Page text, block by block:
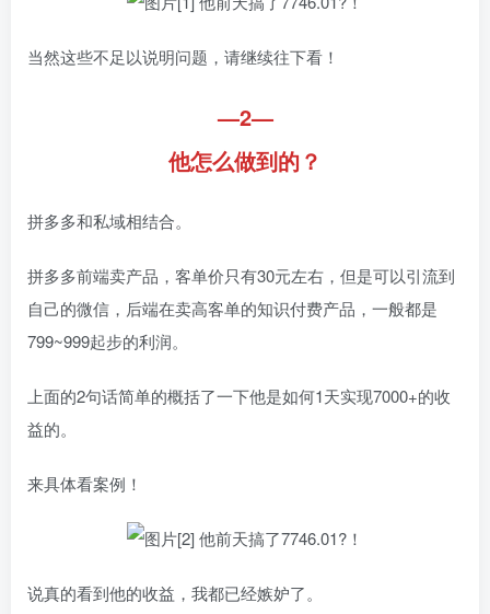
当然这些不足以说明问题，请继续往下看！
—2—
他怎么做到的？
拼多多和私域相结合。
拼多多前端卖产品，客单价只有30元左右，但是可以引流到
自己的微信，后端在卖高客单的知识付费产品，一般都是
799~999起步的利润。
上面的2句话简单的概括了一下他是如何1天实现7000+的收
益的。
来具体看案例！
说真的看到他的收益，我都已经嫉妒了。